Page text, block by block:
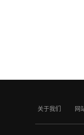
关于我们 网